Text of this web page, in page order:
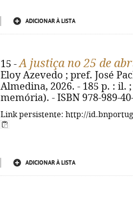
ADICIONAR À LISTA
15 -A justiça no 25 de
Eloy Azevedo ; pref. José
Almedina, 2026. - 185 p. : il.
memória). - ISBN 978-989-
Link persistente: http://
ADICIONAR À LISTA